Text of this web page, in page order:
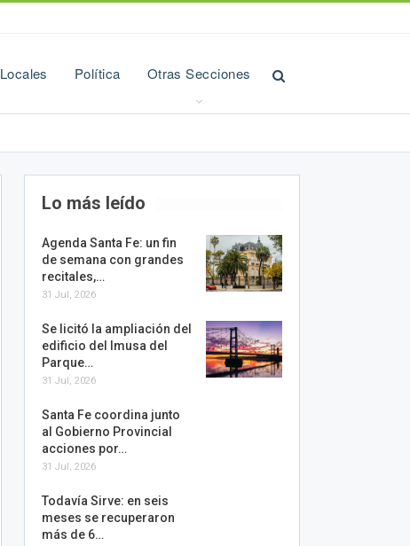
Locales Política Otras Secciones
Lo más leído
Agenda Santa Fe: un fin
de semana con grandes
recitales,…
31 Jul, 2026
Se licitó la ampliación del
edificio del Imusa del
Parque…
31 Jul, 2026
Santa Fe coordina junto
al Gobierno Provincial
acciones por…
31 Jul, 2026
Todavía Sirve: en seis
meses se recuperaron
más de 6…